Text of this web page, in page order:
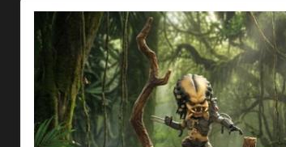
Predator Q-FIG MAX Elite Diorama